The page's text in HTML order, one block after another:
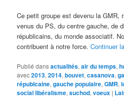
Ce petit groupe est devenu la GMR,
venus du PS, du centre gauche, de
républicains, du monde associatif.
contribuent à notre force.Continuer
Publié dansactualités,air du temps,
avec2013,2014,bouvet,casanova,
républcaine,gauche populaire,GMR,
social libéralisme,suchod,voeux |